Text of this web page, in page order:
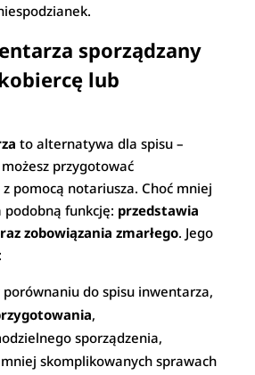
sporządzany
lub
to alternatywa dla spisu –
przygotować
pomocą notariusza. Choć mniej
podobną funkcję: przedstawia
zobowiązania zmarłego. Jego
porównaniu do spisu inwentarza,
,
sporządzenia,
skomplikowanych sprawach